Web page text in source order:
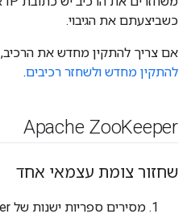
כשביצעתם את הגיבוי.
אם צריך להתקין מחדש את
להתקין מחדש ולשחזר רכיבים.
‫Apache ZooKeeper
שחזור צומת עצמאי אחד
מסירים ספריות ישנות של ZooKeeper: